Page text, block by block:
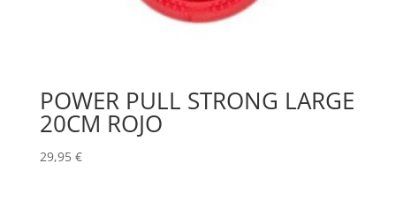
POWER PULL STRONG LARGE
20CM ROJO
29,95 €